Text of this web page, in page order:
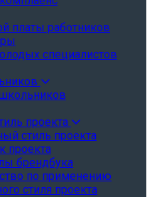
платы работников
специалистов
проекта
стиль проекта
проекта
брендбука
по применению
стиля проекта